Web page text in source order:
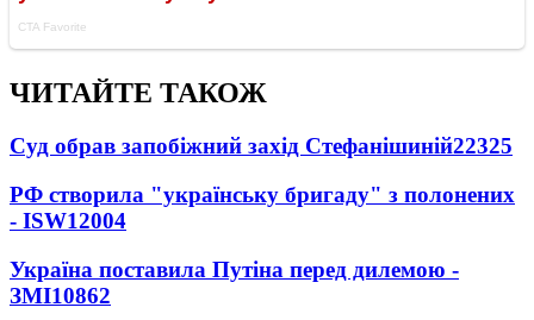
ЧИТАЙТЕ ТАКОЖ
Суд обрав запобіжний захід Стефанішиній22325
РФ створила "українську бригаду" з полонених
- ISW12004
Україна поставила Путіна перед дилемою -
ЗМІ10862